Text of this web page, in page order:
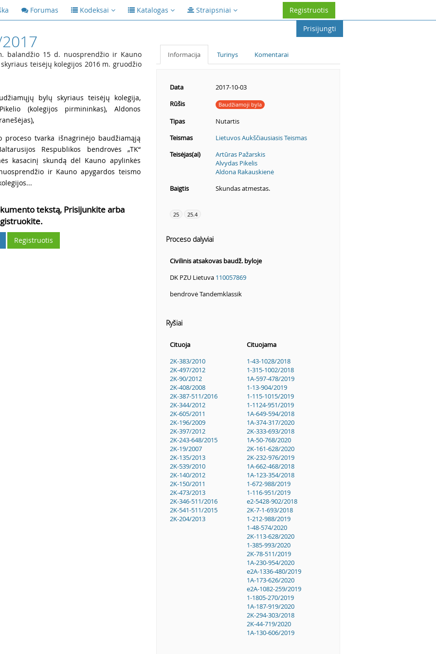
Forumas Kodeksai Katalogas Straipsniai
Registruotis
Prisijungti
balandžio 15 d. nuosprendžio ir Kauno
teisėjų kolegijos 2016 m. gruodžio
bylų skyriaus teisėjų kolegija,
(kolegijos pirmininkas), Aldonos
proceso tvarka išnagrinėjo baudžiamąją
Respublikos bendrovės „TK“
kasacinį skundą dėl Kauno apylinkės
ir Kauno apygardos teismo
tekstą, Prisijunkite arba
Registruotis
Informacija Turinys Komentarai
Data
2017-10-03
Rūšis
Baudžiamoji byla
Tipas
Nutartis
Teismas
Lietuvos Aukščiausiasis Teismas
Teisėjas(ai)
Artūras Pažarskis
Alvydas Pikelis
Aldona Rakauskienė
Baigtis
Skundas atmestas.
25 25.4
Proceso dalyviai
Civilinis atsakovas baudž. byloje
DK PZU Lietuva 110057869
bendrovė Tandemklassik
Ryšiai
Cituoja
Cituojama
2K-383/2010
2K-497/2012
2K-90/2012
2K-408/2008
2K-387-511/2016
2K-344/2012
2K-605/2011
2K-196/2009
2K-397/2012
2K-243-648/2015
2K-19/2007
2K-135/2013
2K-539/2010
2K-140/2012
2K-150/2011
2K-473/2013
2K-346-511/2016
2K-541-511/2015
2K-204/2013
1-43-1028/2018
1-315-1002/2018
1A-597-478/2019
1-13-904/2019
1-115-1015/2019
1-1124-951/2019
1A-649-594/2018
1A-374-317/2020
2K-333-693/2018
1A-50-768/2020
2K-161-628/2020
2K-232-976/2019
1A-662-468/2018
1A-123-354/2018
1-672-988/2019
1-116-951/2019
e2-5428-902/2018
2K-7-1-693/2018
1-212-988/2019
1-48-574/2020
2K-113-628/2020
1-385-993/2020
2K-78-511/2019
1A-230-954/2020
e2A-1336-480/2019
1A-173-626/2020
e2A-1082-259/2019
1-1805-270/2019
1A-187-919/2020
2K-294-303/2018
2K-44-719/2020
1A-130-606/2019